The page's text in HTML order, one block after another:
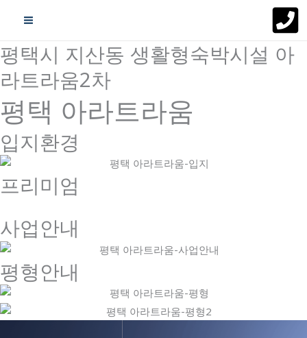
로
건
뛰
기
평택시 지산동 생활형숙박시설 아
라트라움2차
평택 아라트라움
입지환경
프리미엄
사업안내
평형안내